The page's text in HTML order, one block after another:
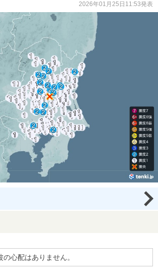
2026年01月25日11:53発表
心配はありません。